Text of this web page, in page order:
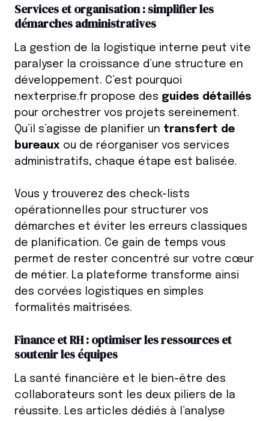
Services et organisation : simplifier les
démarches administratives
La gestion de la logistique interne peut vite
paralyser la croissance d’une structure en
développement. C’est pourquoi
nexterprise.fr propose des guides détaillés
pour orchestrer vos projets sereinement.
Qu’il s’agisse de planifier un transfert de
bureaux ou de réorganiser vos services
administratifs, chaque étape est balisée.
Vous y trouverez des check-lists
opérationnelles pour structurer vos
démarches et éviter les erreurs classiques
de planification. Ce gain de temps vous
permet de rester concentré sur votre cœur
de métier. La plateforme transforme ainsi
des corvées logistiques en simples
formalités maîtrisées.
Finance et RH : optimiser les ressources et
soutenir les équipes
La santé financière et le bien-être des
collaborateurs sont les deux piliers de la
réussite. Les articles dédiés à l’analyse